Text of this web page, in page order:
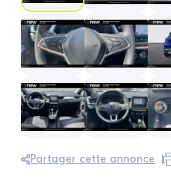
Partager cette annonce